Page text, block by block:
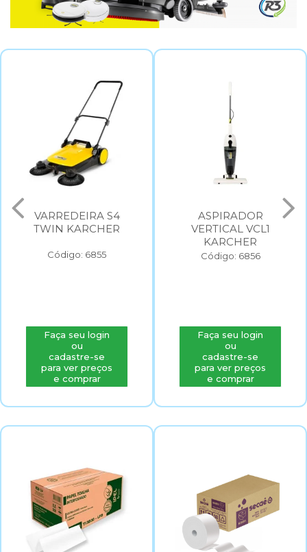
VARREDEIRA S4
TWIN KARCHER
Código: 6855
Faça seu login
ou
cadastre-se
para ver preços
e comprar
ASPIRADOR
VERTICAL VCL1
KARCHER
Código: 6856
Faça seu login
ou
cadastre-se
para ver preços
e comprar